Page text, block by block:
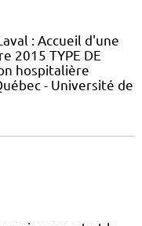
: Accueil d'une
2015 TYPE DE
hospitalière
- Université de